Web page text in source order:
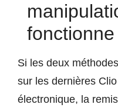
Si les deux
sur les dernières
électronique, la